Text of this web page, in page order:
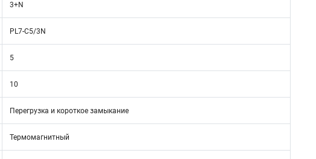
3+N
PL7-C5/3N
5
10
Перегрузка и короткое замыкание
Термомагнитный